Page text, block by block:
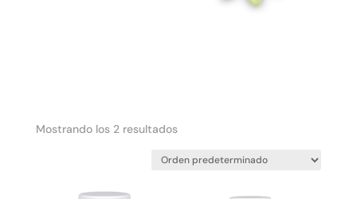
Mostrando los 2 resultados